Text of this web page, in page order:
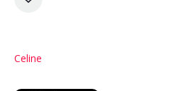
Celine